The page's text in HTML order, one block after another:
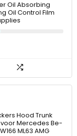
Oil Absorbing
Oil Control Film
Hood Trunk
Mercedes Be-
ML63 AMG